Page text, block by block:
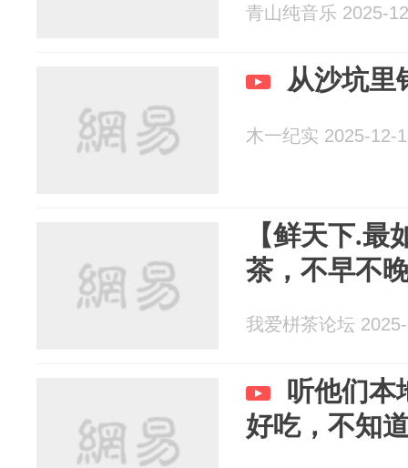
青山纯音乐 2025-
从沙坑里
木一纪实 2025-12-
【鲜天下.
茶，不早不
我爱栟茶论坛
听他们本
好吃，不知